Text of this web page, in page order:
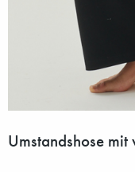
Umstandshose mit